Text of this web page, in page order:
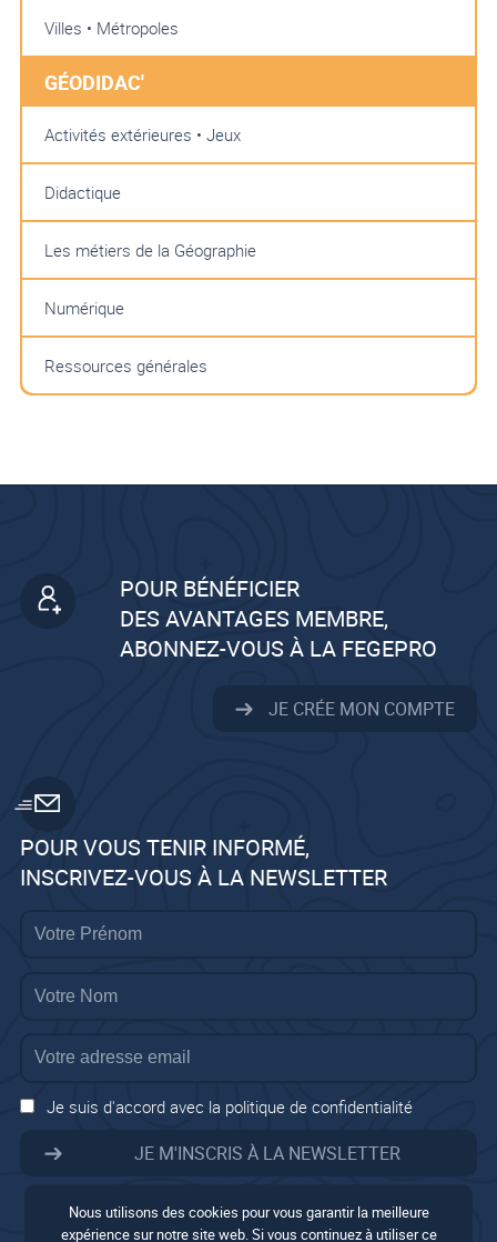
Villes • Métropoles
GÉODIDAC'
Activités extérieures • Jeux
Didactique
Les métiers de la Géographie
Numérique
Ressources générales
POUR BÉNÉFICIER
DES AVANTAGES MEMBRE,
ABONNEZ-VOUS À LA FEGEPRO
JE CRÉE MON COMPTE
POUR VOUS TENIR INFORMÉ,
INSCRIVEZ-VOUS À LA NEWSLETTER
Je suis d'accord avec la politique de confidentialité
Nous utilisons des cookies pour vous garantir la meilleure
expérience sur notre site web. Si vous continuez à utiliser ce